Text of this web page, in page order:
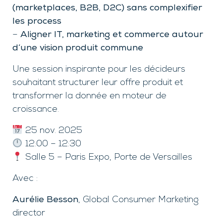
(marketplaces, B2B, D2C) sans complexifier
les process
– Aligner IT, marketing et commerce autour
d’une vision produit commune
Une session inspirante pour les décideurs
souhaitant structurer leur offre produit et
transformer la donnée en moteur de
croissance.
25 nov. 2025
12:00 – 12:30
Salle 5 – Paris Expo, Porte de Versailles
Avec :
Aurélie Besson, Global Consumer Marketing
director